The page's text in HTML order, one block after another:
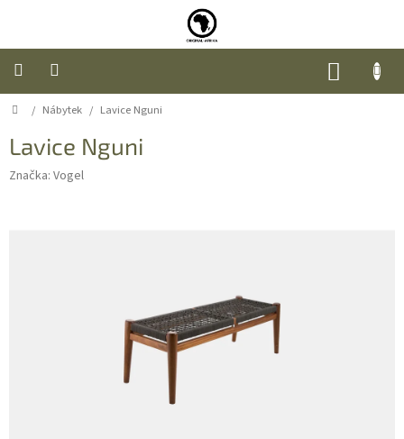
Úvod
Nábytek
Domů
/ Nábytek / Lavice Nguni
Lavice Nguni
Značka: Vogel